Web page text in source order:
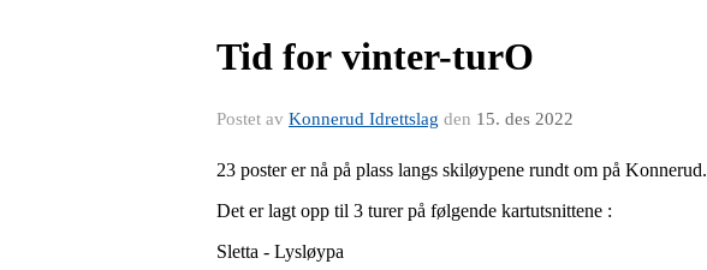
Tid for vinter-turO
Postet av Konnerud Idrettslag den 15. des 2022
23 poster er nå på plass langs skiløypene rundt om på Konnerud.
Det er lagt opp til 3 turer på følgende kartutsnittene :
Sletta - Lysløypa